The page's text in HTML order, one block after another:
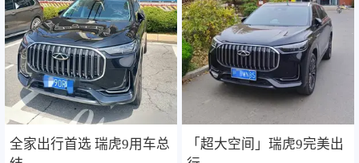
全家出行首选 瑞虎9用车总
「超大空间」瑞虎9完美出